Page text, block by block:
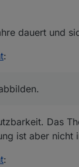
dauert und
:
Das
ist aber nicht
: